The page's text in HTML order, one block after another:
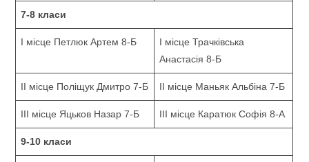
7-8 класи
І місце Петлюк Артем 8-Б
І місце Трачківська
Анастасія 8-Б
ІІ місце Поліщук Дмитро 7-Б ІІ місце Маньяк Альбіна 7-Б
ІІІ місце Яцьков Назар 7-Б ІІІ місце Каратюк Софія 8-А
9-10 класи